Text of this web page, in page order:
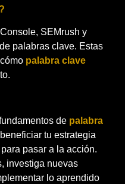
SEMrush y
palabras clave. Estas
palabra clave
de palabra
tu estrategia
pasar a la acción.
investiga nuevas
lo aprendido